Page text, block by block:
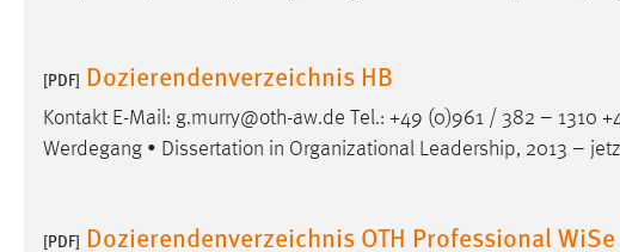
[PDF] Dozierendenverzeichnis HB
Kontakt E-Mail: g.murry@oth-aw.de Tel.: +49 (0)961 / 382 – 1310
Werdegang • Dissertation in Organizational Leadership, 2013 –
[PDF] Dozierendenverzeichnis OTH Professional